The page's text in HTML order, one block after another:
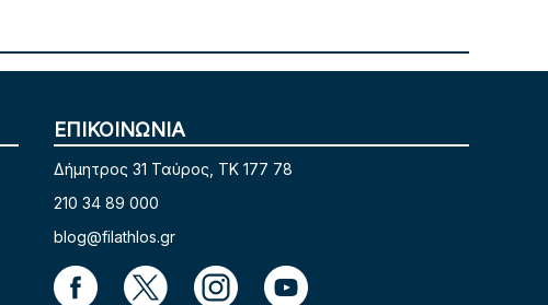
ΕΠΙΚΟΙΝΩΝΙΑ
Δήμητρος 31 Ταύρος, TK 177 78
210 34 89 000
blog@filathlos.gr